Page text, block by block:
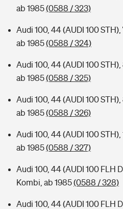
ab 1985(0588 / 323)
Audi 100, 44 (AUDI 100
ab 1985(0588 / 324)
Audi 100, 44 (AUDI 100
ab 1985(0588 / 325)
Audi 100, 44 (AUDI 100
ab 1985(0588 / 326)
Audi 100, 44 (AUDI 100
ab 1985(0588 / 327)
Audi 100, 44 (AUDI 100 FLH
Kombi, ab 1985(0588 / 328)
Audi 100, 44 (AUDI 100 FLH